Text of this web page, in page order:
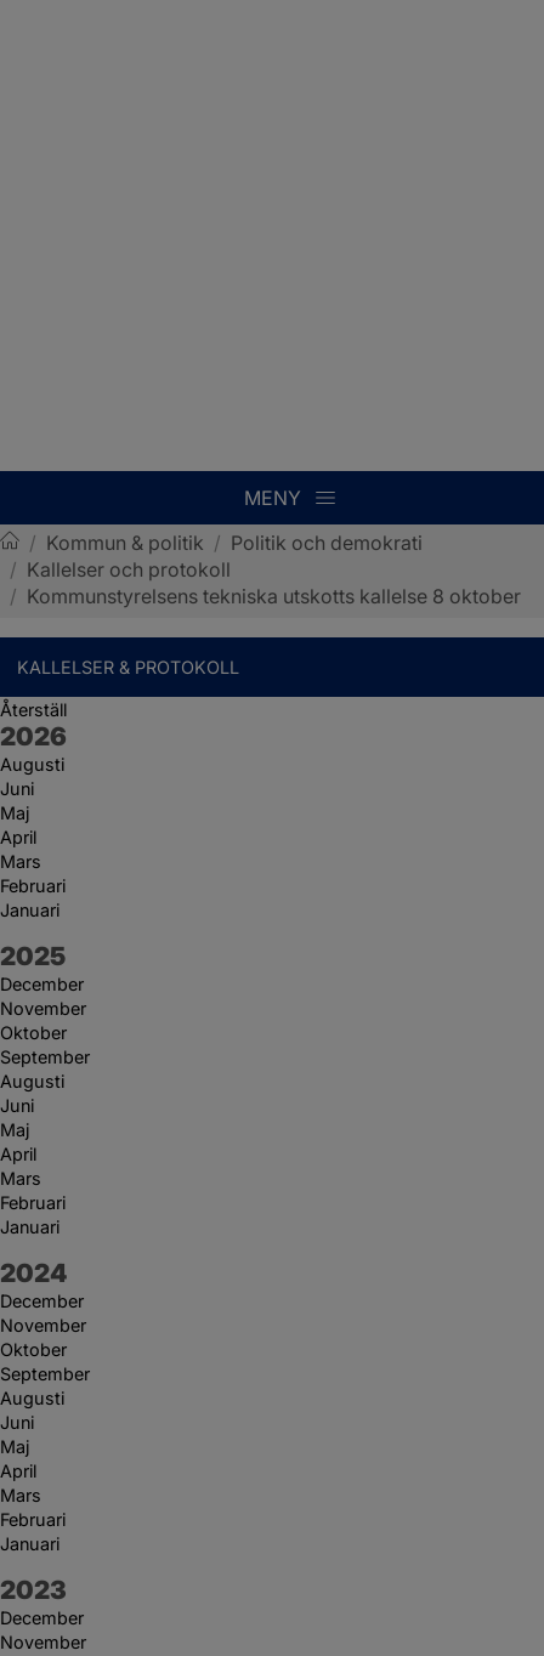
MENY
Sotenäs kommun
/ Kommun & politik / Politik och demokrati
/ Kallelser och protokoll
/ Kommunstyrelsens tekniska utskotts kallelse 8 oktober
KALLELSER & PROTOKOLL
Återställ
År:
2026
Augusti
Juni
Maj
April
Mars
Februari
Januari
År:
2025
December
November
Oktober
September
Augusti
Juni
Maj
April
Mars
Februari
Januari
År:
2024
December
November
Oktober
September
Augusti
Juni
Maj
April
Mars
Februari
Januari
År:
2023
December
November